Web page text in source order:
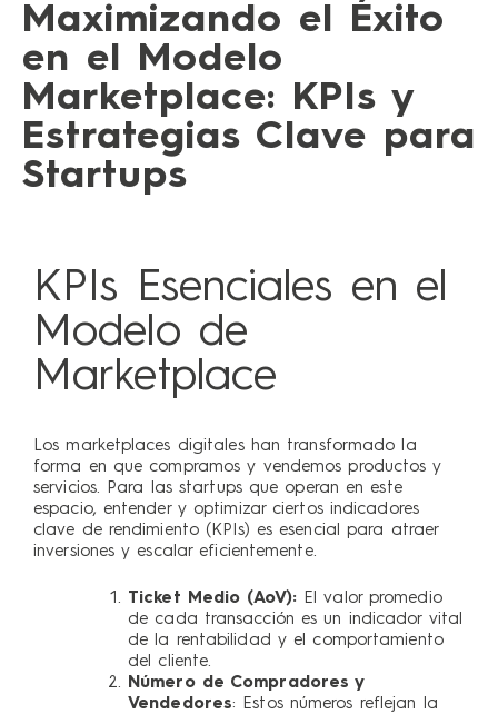
Maximizando el Éxito
en el Modelo
Marketplace: KPIs y
Estrategias Clave para
Startups
KPIs Esenciales en el
Modelo de
Marketplace
Los marketplaces digitales han transformado la
forma en que compramos y vendemos productos y
servicios. Para las startups que operan en este
espacio, entender y optimizar ciertos indicadores
clave de rendimiento (KPIs) es esencial para atraer
inversiones y escalar eficientemente.
Ticket Medio (AoV): El valor promedio
de cada transacción es un indicador vital
de la rentabilidad y el comportamiento
del cliente.
Número de Compradores y
Vendedores: Estos números reflejan la